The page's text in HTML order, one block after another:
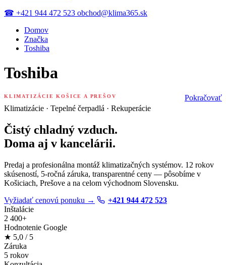
☎ +421 944 472 523 obchod@klima365.sk
Domov
Značka
Toshiba
Toshiba
Pokračovať
KLIMATIZÁCIE KOŠICE A PREŠOV
Klimatizácie · Tepelné čerpadlá · Rekuperácie
Čistý chladný vzduch.
Doma aj v kancelárii.
Predaj a profesionálna montáž klimatizačných systémov. 12 rokov
skúseností, 5-ročná záruka, transparentné ceny — pôsobíme v
Košiciach, Prešove a na celom východnom Slovensku.
Vyžiadať cenovú ponuku →
+421 944 472 523
Inštalácie
2 400+
Hodnotenie Google
★ 5,0 / 5
Záruka
5 rokov